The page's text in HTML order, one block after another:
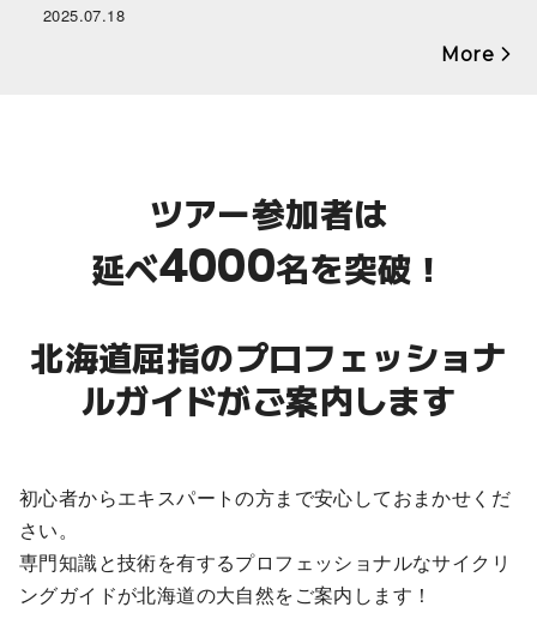
2025.07.18
More
ツアー参加者は
延べ4000名を突破！
北海道屈指のプロフェッショナ
ルガイドがご案内します
初心者からエキスパートの方まで安心しておまかせくだ
さい。
専門知識と技術を有するプロフェッショナルなサイクリ
ングガイドが北海道の大自然をご案内します！